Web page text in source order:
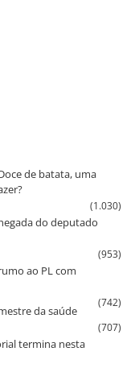
de batata, uma
(1.030)
do deputado
(953)
ao PL com
(742)
da saúde
(707)
termina nesta